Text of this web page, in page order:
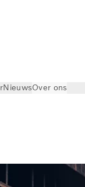
NieuwsOver ons